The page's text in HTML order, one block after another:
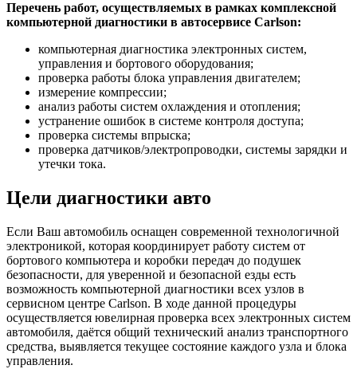
Перечень работ, осуществляемых в рамках комплексной
компьютерной диагностики в автосервисе Carlson:
компьютерная диагностика электронных систем,
управления и бортового оборудования;
проверка работы блока управления двигателем;
измерение компрессии;
анализ работы систем охлаждения и отопления;
устранение ошибок в системе контроля доступа;
проверка системы впрыска;
проверка датчиков/электропроводки, системы зарядки и
утечки тока.
Цели диагностики авто
Если Ваш автомобиль оснащен современной технологичной
электроникой, которая координирует работу систем от
бортового компьютера и коробки передач до подушек
безопасности, для уверенной и безопасной езды есть
возможность компьютерной диагностики всех узлов в
сервисном центре Carlson. В ходе данной процедуры
осуществляется ювелирная проверка всех электронных систем
автомобиля, даётся общий технический анализ транспортного
средства, выявляется текущее состояние каждого узла и блока
управления.